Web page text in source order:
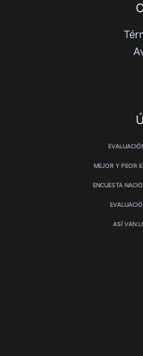
MEJOR Y PEOR
ENCUESTA
ASÍ VAN